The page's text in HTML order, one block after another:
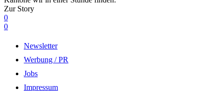
Zur Story
0
0
Newsletter
Werbung / PR
Jobs
Impressum